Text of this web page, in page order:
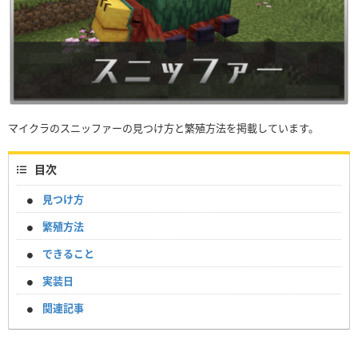
マイクラのスニッファーの見つけ方と繁殖方法を掲載しています。
目次
見つけ方
繁殖方法
できること
実装日
関連記事